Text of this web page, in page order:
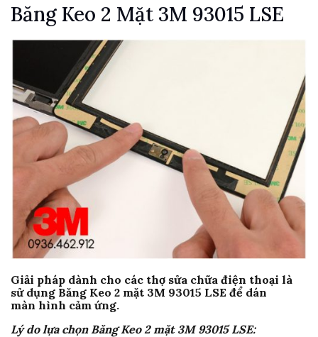
Băng Keo 2 Mặt 3M 93015 LSE
Giải pháp dành cho các thợ sửa chữa điện thoại là
sử dụng Băng Keo 2 mặt 3M 93015 LSE để dán
màn hình cảm ứng.
Lý do lựa chọn Băng Keo 2 mặt 3M 93015 LSE: